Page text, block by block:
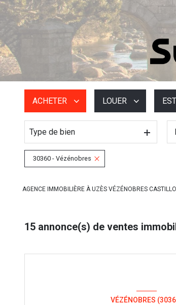
ACHETER
De l'ancien
De l'immo pro
LOUER
à l'année
Type de bien
30360 - Vézénobres
AGENCE IMMOBILIÈRE À UZÈS VÉZÉNOBRES
15 annonce(s) de ventes
VÉZÉNOBRES